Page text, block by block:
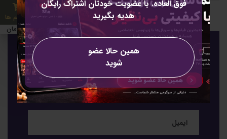
فوق العاده. با عضویت خودتان اشتراک رایگان
هدیه بگیرید
همین حالا عضو
شوید
عضویت
عضویت برای خبرنامه
0 تومان